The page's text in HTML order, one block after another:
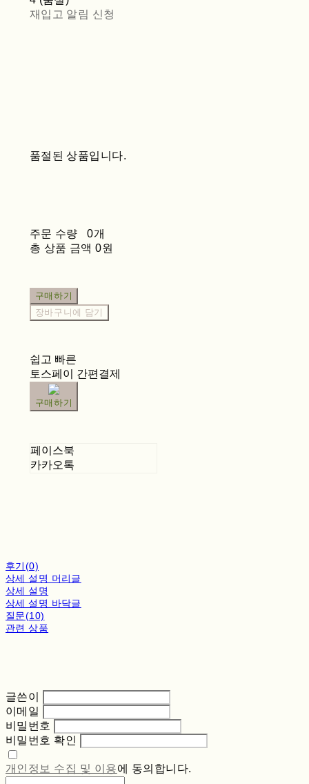
재입고 알림 신청
품절된 상품입니다.
주문 수량
0개
총 상품 금액 0원
구매하기
장바구니에 담기
쉽고 빠른
토스페이 간편결제
구매하기
페이스북
카카오톡
후기(0)
상세 설명 머리글
상세 설명
상세 설명 바닥글
질문(10)
관련 상품
글쓴이
이메일
비밀번호
비밀번호 확인
개인정보 수집 및 이용에 동의합니다.